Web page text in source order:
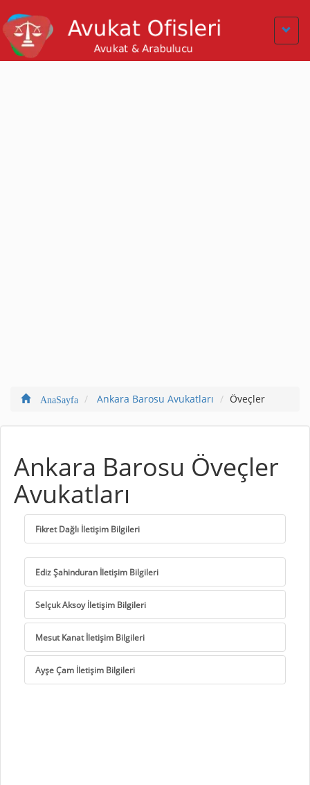
AnaSayfa Ankara Barosu Avukatları Öveçler
Ankara Barosu Öveçler
Avukatları
Fikret Dağlı İletişim Bilgileri
Ediz Şahinduran İletişim Bilgileri
Selçuk Aksoy İletişim Bilgileri
Mesut Kanat İletişim Bilgileri
Ayşe Çam İletişim Bilgileri